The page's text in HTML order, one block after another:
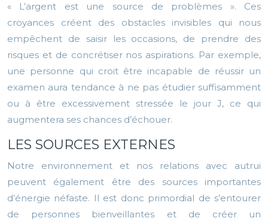
« L’argent est une source de problèmes ». Ces
croyances créent des obstacles invisibles qui nous
empêchent de saisir les occasions, de prendre des
risques et de concrétiser nos aspirations. Par exemple,
une personne qui croit être incapable de réussir un
examen aura tendance à ne pas étudier suffisamment
ou à être excessivement stressée le jour J, ce qui
augmentera ses chances d’échouer.
LES SOURCES EXTERNES
Notre environnement et nos relations avec autrui
peuvent également être des sources importantes
d’énergie néfaste. Il est donc primordial de s’entourer
de personnes bienveillantes et de créer un